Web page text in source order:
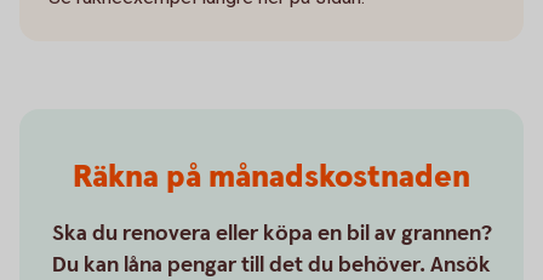
Räkna på månadskostnaden
Ska du renovera eller köpa en bil av grannen?
Du kan låna pengar till det du behöver. Ansök